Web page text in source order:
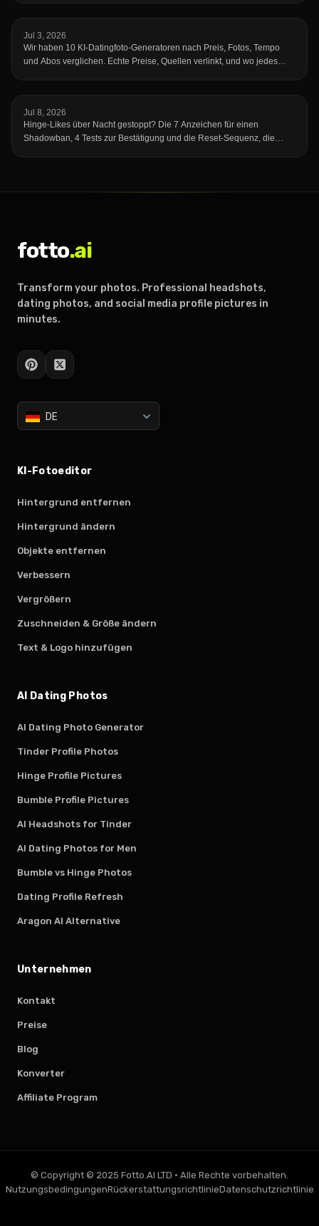
Jul 3, 2026
Wir haben 10 KI-Datingfoto-Generatoren nach Preis, Fotos, Tempo
und Abos verglichen. Echte Preise, Quellen verlinkt, und wo jedes
Jul 8, 2026
Hinge-Likes über Nacht gestoppt? Die 7 Anzeichen für einen
Shadowban, 4 Tests zur Bestätigung und die Reset-Sequenz, die
fotto.ai
Transform your photos. Professional headshots,
dating photos, and social media profile pictures in
minutes.
DE
KI-Fotoeditor
Hintergrund entfernen
Hintergrund ändern
Objekte entfernen
Verbessern
Vergrößern
Zuschneiden & Größe ändern
Text & Logo hinzufügen
AI Dating Photos
AI Dating Photo Generator
Tinder Profile Photos
Hinge Profile Pictures
Bumble Profile Pictures
AI Headshots for Tinder
AI Dating Photos for Men
Bumble vs Hinge Photos
Dating Profile Refresh
Aragon AI Alternative
Unternehmen
Kontakt
Preise
Blog
Konverter
Affiliate Program
© Copyright © 2025 Fotto.AI LTD · Alle Rechte vorbehalten.
NutzungsbedingungenRückerstattungsrichtlinieDatenschutzrichtlinie